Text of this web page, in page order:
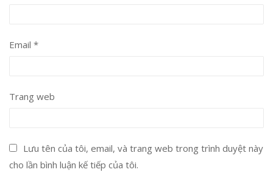
Email *
Trang web
Lưu tên của tôi, email, và trang web trong trình duyệt này
cho lần bình luận kế tiếp của tôi.